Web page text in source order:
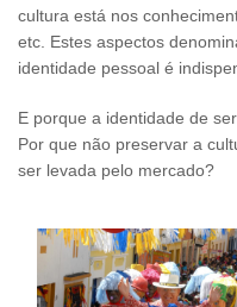
cultura está nos
etc. Estes aspectos
identidade pessoal é
E porque a identidade de
Por que não preservar a
ser levada pelo mercado?